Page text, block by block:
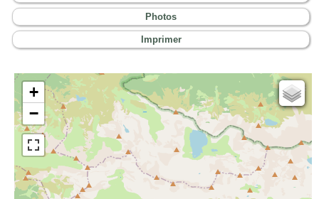
Photos
Imprimer
+
−
Cartes IGN
Open Topo Map
Open Street Map
ESRI Word Imagery